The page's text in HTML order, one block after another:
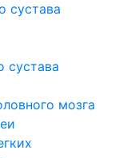
сустава
сустава
мозга